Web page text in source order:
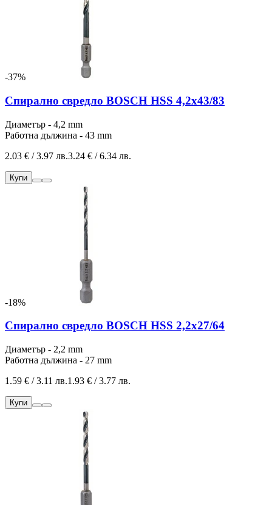
-37%
Спирално свредло BOSCH HSS 4,2x43/83
Диаметър - 4,2 mm
Работна дължина - 43 mm
2.03 € / 3.97 лв.3.24 € / 6.34 лв.
Купи
-18%
Спирално свредло BOSCH HSS 2,2x27/64
Диаметър - 2,2 mm
Работна дължина - 27 mm
1.59 € / 3.11 лв.1.93 € / 3.77 лв.
Купи